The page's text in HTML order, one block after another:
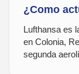
¿Como
Lufthansa es
en Colonia,
segunda